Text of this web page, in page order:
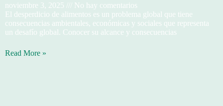
noviembre 3, 2025
No hay comentarios
El desperdicio de alimentos es un problema global que tiene
consecuencias ambientales, económicas y sociales que representa
un desafío global. Conocer su alcance y consecuencias
Read More »